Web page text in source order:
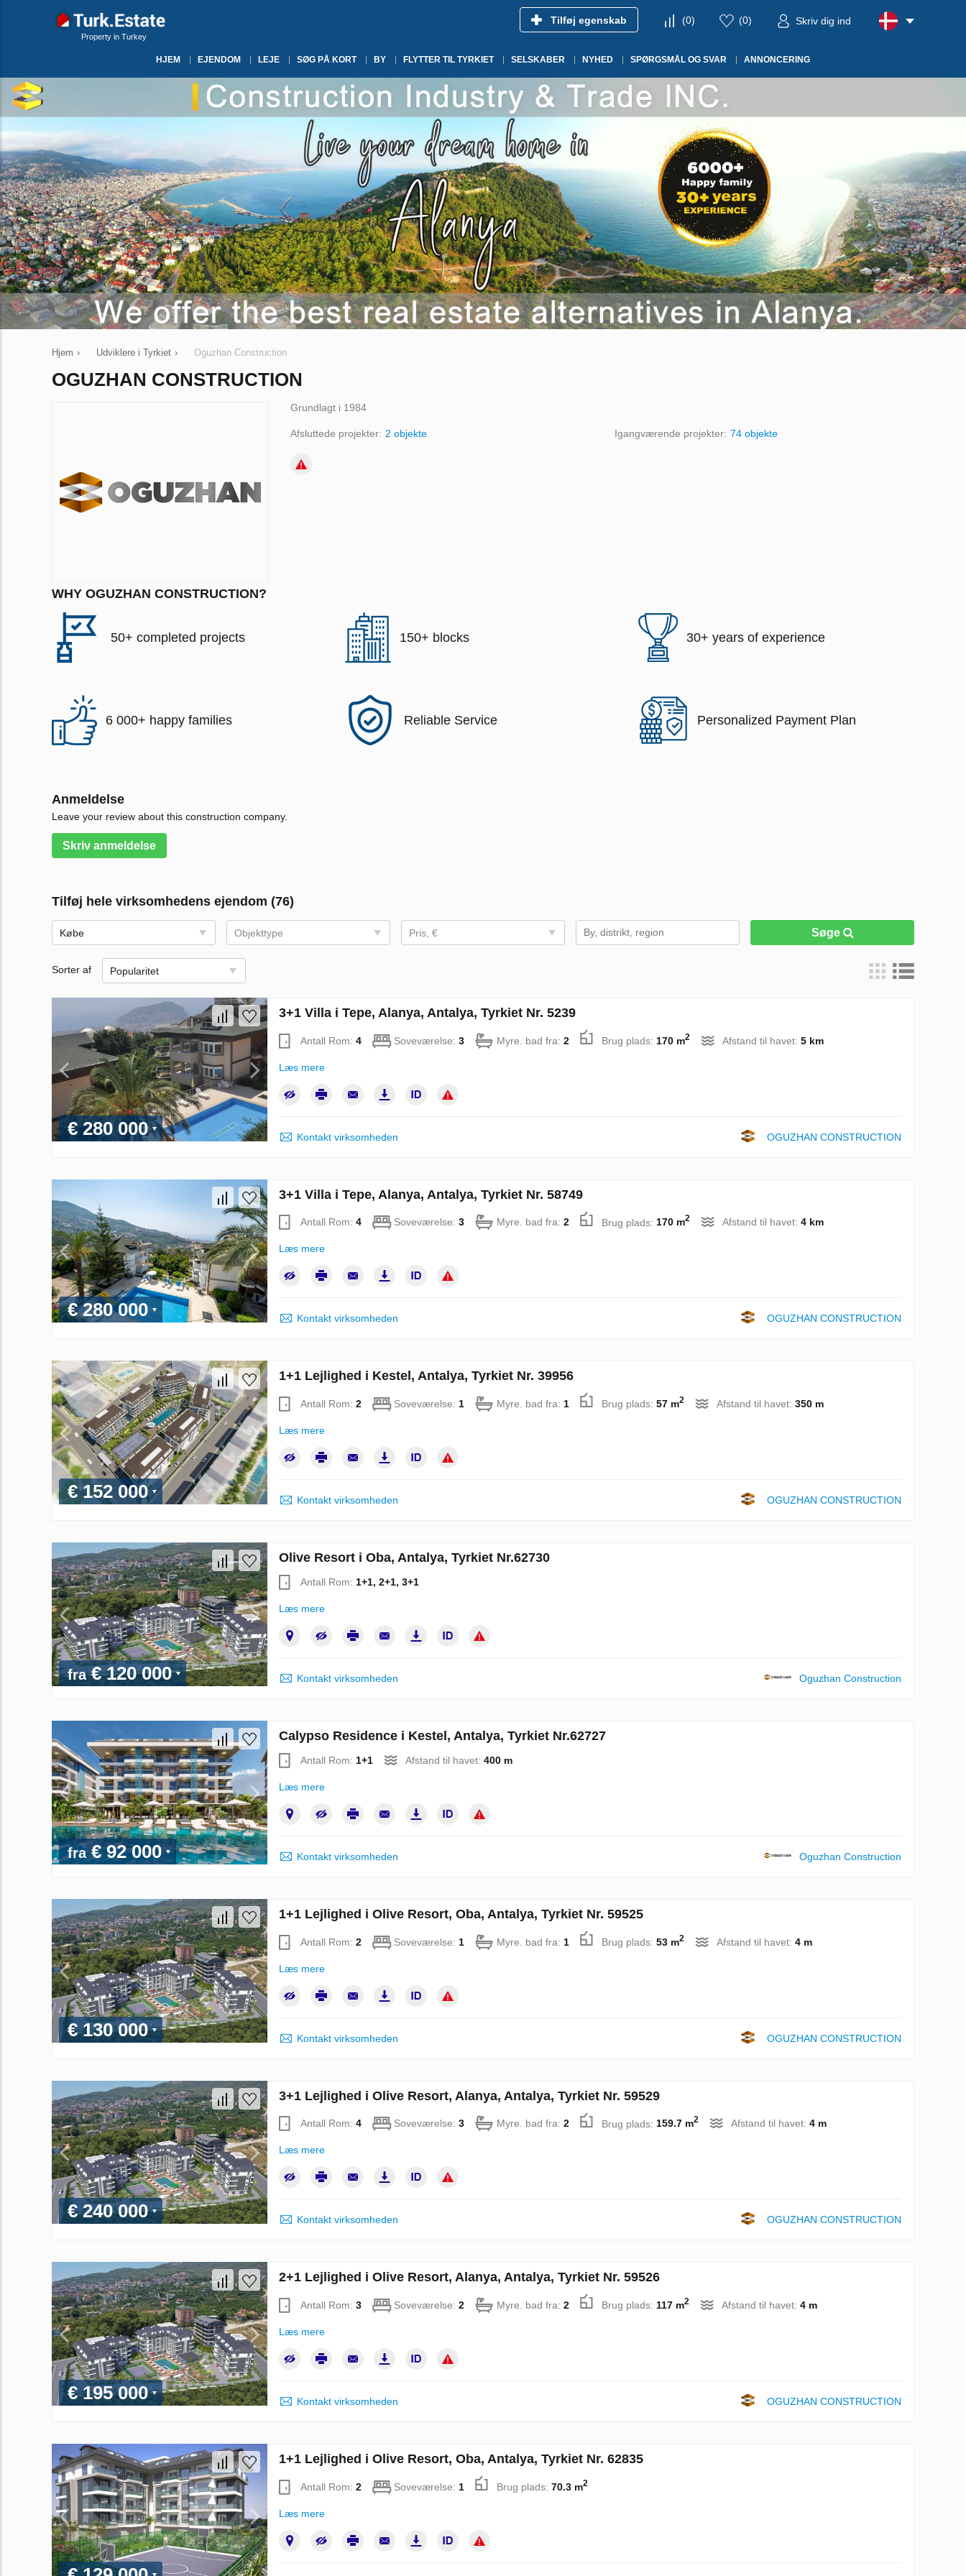
Property in Turkey
Tilføj egenskab (0) (0) Skriv dig ind
HJEM EJENDOM LEJE SØG PÅ KORT BY FLYTTER TIL TYRKIET SELSKABER NYHED SPØRGSMÅL OG SVAR ANNONCERING
Hjem › Udviklere i Tyrkiet › Oguzhan Construction
OGUZHAN CONSTRUCTION
Grundlagt i 1984
Afsluttede projekter: 2 objekte Igangværende projekter: 74 objekte
WHY OGUZHAN CONSTRUCTION?
50+ completed projects 150+ blocks 30+ years of experience
6 000+ happy families Reliable Service Personalized Payment Plan
Anmeldelse
Leave your review about this construction company.
Skriv anmeldelse
Tilføj hele virksomhedens ejendom (76)
Købe Objekttype Pris, € Søge
Sorter af Popularitet
€ 280 000
3+1 Villa i Tepe, Alanya, Antalya, Tyrkiet Nr. 5239
Antall Rom: 4 Soveværelse: 3 Myre. bad fra: 2 Brug plads: 170 m2 Afstand til havet: 5 km
Læs mere
Kontakt virksomheden OGUZHAN CONSTRUCTION
€ 280 000
3+1 Villa i Tepe, Alanya, Antalya, Tyrkiet Nr. 58749
Antall Rom: 4 Soveværelse: 3 Myre. bad fra: 2 Brug plads: 170 m2 Afstand til havet: 4 km
Læs mere
Kontakt virksomheden OGUZHAN CONSTRUCTION
€ 152 000
1+1 Lejlighed i Kestel, Antalya, Tyrkiet Nr. 39956
Antall Rom: 2 Soveværelse: 1 Myre. bad fra: 1 Brug plads: 57 m2 Afstand til havet: 350 m
Læs mere
Kontakt virksomheden OGUZHAN CONSTRUCTION
fra€ 120 000
Olive Resort i Oba, Antalya, Tyrkiet Nr.62730
Antall Rom: 1+1, 2+1, 3+1
Læs mere
Kontakt virksomheden Oguzhan Construction
fra€ 92 000
Calypso Residence i Kestel, Antalya, Tyrkiet Nr.62727
Antall Rom: 1+1 Afstand til havet: 400 m
Læs mere
Kontakt virksomheden Oguzhan Construction
€ 130 000
1+1 Lejlighed i Olive Resort, Oba, Antalya, Tyrkiet Nr. 59525
Antall Rom: 2 Soveværelse: 1 Myre. bad fra: 1 Brug plads: 53 m2 Afstand til havet: 4 m
Læs mere
Kontakt virksomheden OGUZHAN CONSTRUCTION
€ 240 000
3+1 Lejlighed i Olive Resort, Alanya, Antalya, Tyrkiet Nr. 59529
Antall Rom: 4 Soveværelse: 3 Myre. bad fra: 2 Brug plads: 159.7 m2 Afstand til havet: 4 m
Læs mere
Kontakt virksomheden OGUZHAN CONSTRUCTION
€ 195 000
2+1 Lejlighed i Olive Resort, Alanya, Antalya, Tyrkiet Nr. 59526
Antall Rom: 3 Soveværelse: 2 Myre. bad fra: 2 Brug plads: 117 m2 Afstand til havet: 4 m
Læs mere
Kontakt virksomheden OGUZHAN CONSTRUCTION
1+1 Lejlighed i Olive Resort, Oba, Antalya, Tyrkiet Nr. 62835
Antall Rom: 2 Soveværelse: 1 Brug plads: 70.3 m2
Læs mere